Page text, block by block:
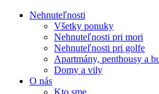
Nehnuteľnosti
Všetky ponuky
Nehnuteľnosti pri mori
Nehnuteľnosti pri golfe
Apartmány, penthousy a
Domy a vily
O nás
Kto sme